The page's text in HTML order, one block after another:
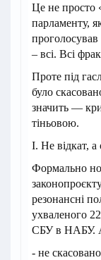
Це не просто
парламенту,
проголосував
– всі. Всі
Проте під
було
значить —
тіньовою.
I. Не відкат, а
Формально
резонансні
ухваленого
СБУ в НАБУ.
- не